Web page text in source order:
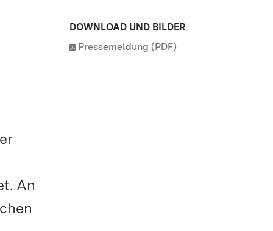
An
DOWNLOAD UND BILDER
Pressemeldung (PDF)